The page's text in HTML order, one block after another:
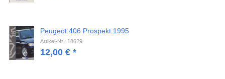
Peugeot 406 Prospekt 1995
Artikel-Nr.: 18629
12,00 €*